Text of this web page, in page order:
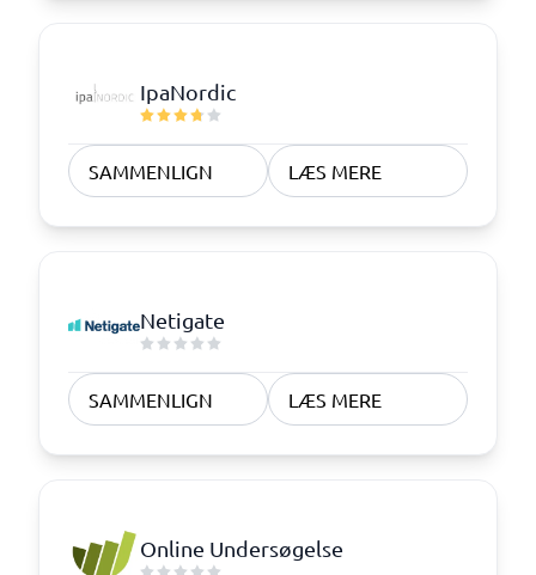
IpaNordic
SAMMENLIGN LÆS MERE
Netigate
SAMMENLIGN LÆS MERE
Online Undersøgelse